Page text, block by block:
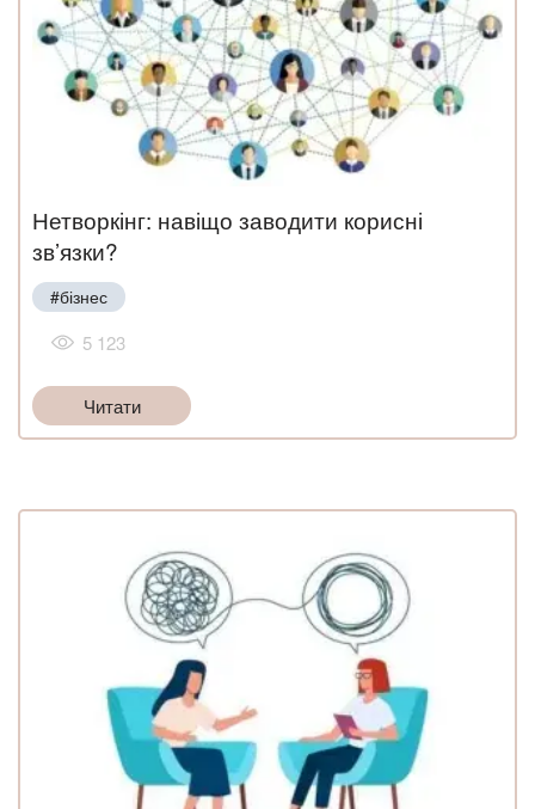
Нетворкінг: навіщо заводити корисні
зв’язки?
#бізнес
5 123
Читати